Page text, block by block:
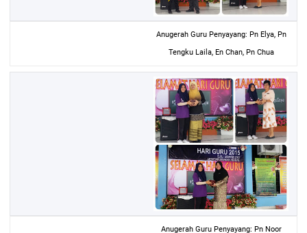
Anugerah Guru Penyayang: Pn Elya, Pn
Tengku Laila, En Chan, Pn Chua
Anugerah Guru Penyayang: Pn Noor